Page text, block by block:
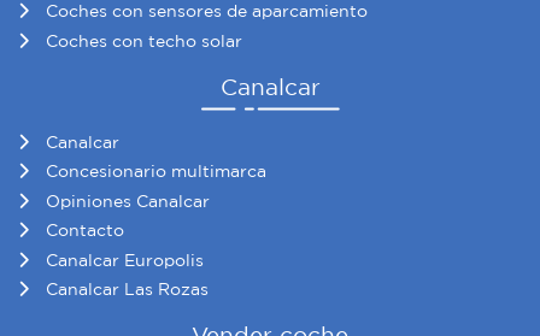
Coches con sensores de aparcamiento
Coches con techo solar
Canalcar
Canalcar
Concesionario multimarca
Opiniones Canalcar
Contacto
Canalcar Europolis
Canalcar Las Rozas